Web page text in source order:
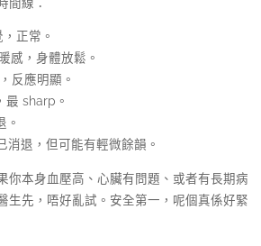
正常。
感，身體放鬆。
反應明顯。
最 sharp。
。
消退，但可能有輕微餘韻。
你本身血壓高、心臟有問題、或者有長期病
生先，唔好亂試。安全第一，呢個真係好緊